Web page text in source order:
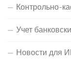
Контрольно-
Учет
Новости для